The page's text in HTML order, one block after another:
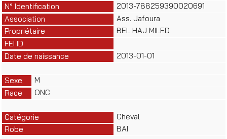
N° Identification
2013-788259390020691
Association
Ass. Jafoura
Propriétaire
BEL HAJ MILED
FEI ID
Date de naissance
2013-01-01
Sexe
M
Race
ONC
Catégorie
Cheval
Robe
BAI